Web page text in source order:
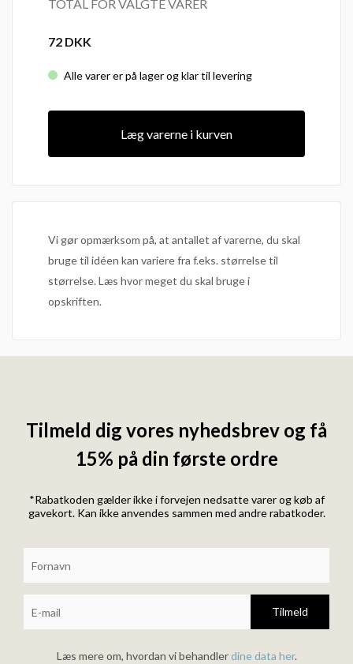
TOTAL FOR VALGTE VARER
72 DKK
Alle varer er på lager og klar til levering
Læg varerne i kurven
Vi gør opmærksom på, at antallet af varerne, du skal
bruge til idéen kan variere fra f.eks. størrelse til
størrelse. Læs hvor meget du skal bruge i
opskriften.
Tilmeld dig vores nyhedsbrev og få
15% på din første ordre
*Rabatkoden gælder ikke i forvejen nedsatte varer og køb af
gavekort. Kan ikke anvendes sammen med andre rabatkoder.
Tilmeld
Læs mere om, hvordan vi behandlerdine data her.